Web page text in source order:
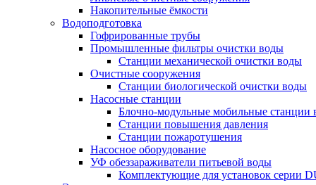
Накопительные ёмкости
Водоподготовка
Гофрированные трубы
Промышленные фильтры очистки воды
Станции механической очистки воды
Очистные сооружения
Станции биологической очистки воды
Насосные станции
Блочно-модульные мобильные станции
Станции повышения давления
Станции пожаротушения
Насосное оборудование
УФ обеззараживатели питьевой воды
Комплектующие для установок серии